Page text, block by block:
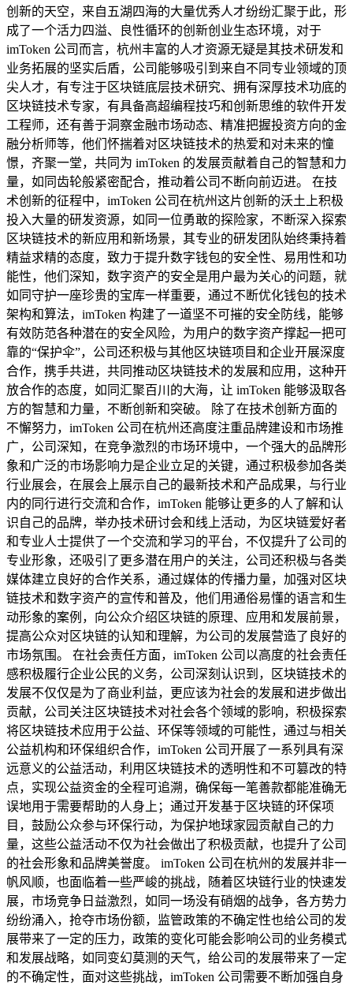
创新的天空，来自五湖四海的大量优秀人才纷纷汇聚于此，形
成了一个活力四溢、良性循环的创新创业生态环境，对于
imToken 公司而言，杭州丰富的人才资源无疑是其技术研发和
业务拓展的坚实后盾，公司能够吸引到来自不同专业领域的顶
尖人才，有专注于区块链底层技术研究、拥有深厚技术功底的
区块链技术专家，有具备高超编程技巧和创新思维的软件开发
工程师，还有善于洞察金融市场动态、精准把握投资方向的金
融分析师等，他们怀揣着对区块链技术的热爱和对未来的憧
憬，齐聚一堂，共同为 imToken 的发展贡献着自己的智慧和力
量，如同齿轮般紧密配合，推动着公司不断向前迈进。 在技
术创新的征程中，imToken 公司在杭州这片创新的沃土上积极
投入大量的研发资源，如同一位勇敢的探险家，不断深入探索
区块链技术的新应用和新场景，其专业的研发团队始终秉持着
精益求精的态度，致力于提升数字钱包的安全性、易用性和功
能性，他们深知，数字资产的安全是用户最为关心的问题，就
如同守护一座珍贵的宝库一样重要，通过不断优化钱包的技术
架构和算法，imToken 构建了一道坚不可摧的安全防线，能够
有效防范各种潜在的安全风险，为用户的数字资产撑起一把可
靠的“保护伞”，公司还积极与其他区块链项目和企业开展深度
合作，携手共进，共同推动区块链技术的发展和应用，这种开
放合作的态度，如同汇聚百川的大海，让 imToken 能够汲取各
方的智慧和力量，不断创新和突破。 除了在技术创新方面的
不懈努力，imToken 公司在杭州还高度注重品牌建设和市场推
广，公司深知，在竞争激烈的市场环境中，一个强大的品牌形
象和广泛的市场影响力是企业立足的关键，通过积极参加各类
行业展会，在展会上展示自己的最新技术和产品成果，与行业
内的同行进行交流和合作，imToken 能够让更多的人了解和认
识自己的品牌，举办技术研讨会和线上活动，为区块链爱好者
和专业人士提供了一个交流和学习的平台，不仅提升了公司的
专业形象，还吸引了更多潜在用户的关注，公司还积极与各类
媒体建立良好的合作关系，通过媒体的传播力量，加强对区块
链技术和数字资产的宣传和普及，他们用通俗易懂的语言和生
动形象的案例，向公众介绍区块链的原理、应用和发展前景，
提高公众对区块链的认知和理解，为公司的发展营造了良好的
市场氛围。 在社会责任方面，imToken 公司以高度的社会责任
感积极履行企业公民的义务，公司深刻认识到，区块链技术的
发展不仅仅是为了商业利益，更应该为社会的发展和进步做出
贡献，公司关注区块链技术对社会各个领域的影响，积极探索
将区块链技术应用于公益、环保等领域的可能性，通过与相关
公益机构和环保组织合作，imToken 公司开展了一系列具有深
远意义的公益活动，利用区块链技术的透明性和不可篡改的特
点，实现公益资金的全程可追溯，确保每一笔善款都能准确无
误地用于需要帮助的人身上；通过开发基于区块链的环保项
目，鼓励公众参与环保行动，为保护地球家园贡献自己的力
量，这些公益活动不仅为社会做出了积极贡献，也提升了公司
的社会形象和品牌美誉度。 imToken 公司在杭州的发展并非一
帆风顺，也面临着一些严峻的挑战，随着区块链行业的快速发
展，市场竞争日益激烈，如同一场没有硝烟的战争，各方势力
纷纷涌入，抢夺市场份额，监管政策的不确定性也给公司的发
展带来了一定的压力，政策的变化可能会影响公司的业务模式
和发展战略，如同变幻莫测的天气，给公司的发展带来了一定
的不确定性，面对这些挑战，imToken 公司需要不断加强自身